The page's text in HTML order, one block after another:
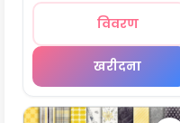
विवरण
खरीदना